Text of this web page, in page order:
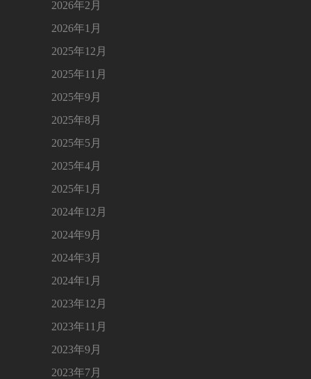
2026年2月
2026年1月
2025年12月
2025年11月
2025年9月
2025年8月
2025年5月
2025年4月
2025年1月
2024年12月
2024年9月
2024年3月
2024年1月
2023年12月
2023年11月
2023年9月
2023年7月